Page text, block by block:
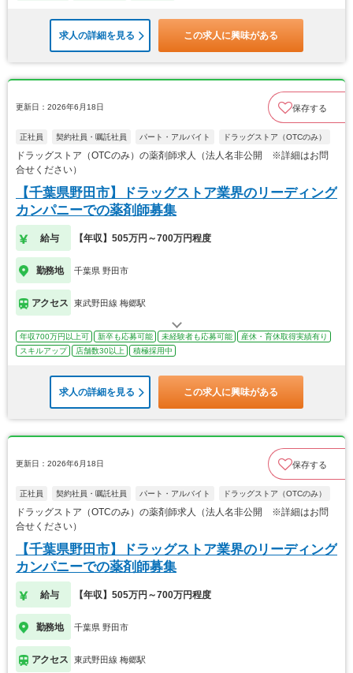
求人の詳細を見る この求人に興味がある
更新日：2026年6月18日 保存する
正社員 契約社員・嘱託社員 パート・アルバイト ドラッグストア（OTCのみ）
ドラッグストア（OTCのみ）の薬剤師求人（法人名非公開 ※詳細はお問
合せください）
【千葉県野田市】ドラッグストア業界のリーディング
カンパニーでの薬剤師募集
給与 【年収】505万円～700万円程度
勤務地 千葉県 野田市
アクセス 東武野田線 梅郷駅
年収700万円以上可 新卒も応募可能 未経験者も応募可能
産休・育休取得実績有り
スキルアップ
店舗数30以上 積極採用中
求人の詳細を見る この求人に興味がある
更新日：2026年6月18日 保存する
正社員 契約社員・嘱託社員 パート・アルバイト ドラッグストア（OTCのみ）
ドラッグストア（OTCのみ）の薬剤師求人（法人名非公開 ※詳細はお問
合せください）
【千葉県野田市】ドラッグストア業界のリーディング
カンパニーでの薬剤師募集
給与 【年収】505万円～700万円程度
勤務地 千葉県 野田市
アクセス 東武野田線 梅郷駅